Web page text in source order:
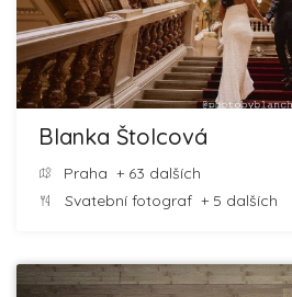
Blanka Štolcová
Praha + 63 dalších
Svatební fotograf + 5 dalších